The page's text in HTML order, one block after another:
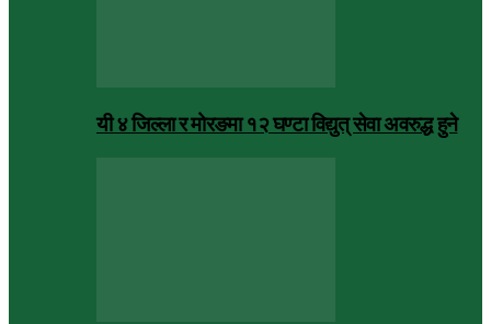
यी ४ जिल्ला र मोरङमा १२ घण्टा विद्युत् सेवा अवरुद्ध हुने